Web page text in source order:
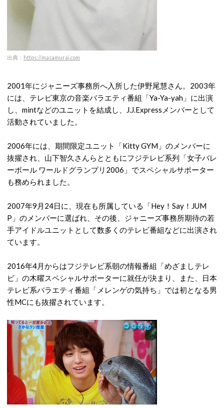
出典： https://masamurai.com
2001年にジャニーズ事務所へ入所した伊野尾慧さん。 2003年
には、テレビ東京の音楽バラエティ番組「Ya-Ya-yah」に出演
し、mintなどのユニットを結成し、J.J.Expressメンバーとして
活動されていました。
2006年には、期間限定ユニット「Kitty GYM」のメンバーに
抜擢され、山下智久さんらとともにフジテレビ系列「女子バレ
ーボール ワールドグランプリ2006」でスペシャルサポーター
も務められました。
2007年9月24日に、現在も所属している「Hey！Say！JUM
P」のメンバーに選ばれ、その後、ジャニーズ事務所期待の若
手アイドルユニットとして数多くのテレビ番組などに出演され
ています。
2016年4月からはフジテレビ系朝の情報番組「めざましテレ
ビ」の木曜スペシャルサポーターに就任が決まり、また、日本
テレビ系バラエティ番組「メレンゲの気持ち」では初となる男
性MCにも抜擢されています。